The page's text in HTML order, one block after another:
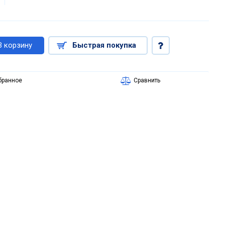
корзину Быстрая покупка
Сравнить